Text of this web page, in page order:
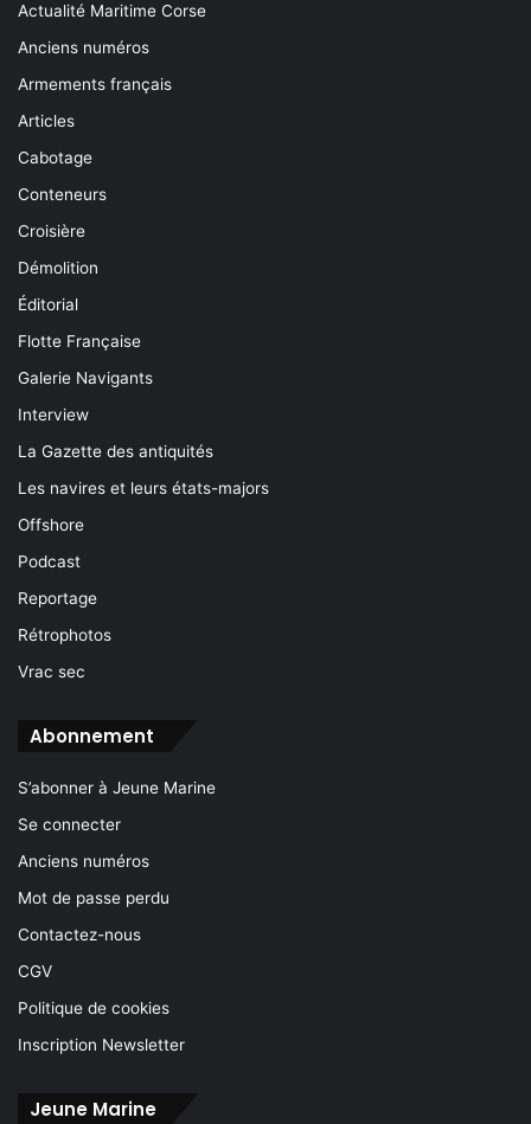
Actualité Maritime Corse
Anciens numéros
Armements français
Articles
Cabotage
Conteneurs
Croisière
Démolition
Éditorial
Flotte Française
Galerie Navigants
Interview
La Gazette des antiquités
Les navires et leurs états-majors
Offshore
Podcast
Reportage
Rétrophotos
Vrac sec
Abonnement
S’abonner à Jeune Marine
Se connecter
Anciens numéros
Mot de passe perdu
Contactez-nous
CGV
Politique de cookies
Inscription Newsletter
Jeune Marine